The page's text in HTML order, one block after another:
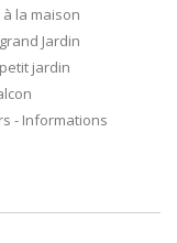
la maison
Jardin
jardin
- Informations